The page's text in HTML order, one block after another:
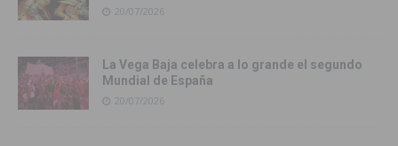
20/07/2026
La Vega Baja celebra a lo grande el segundo
Mundial de España
20/07/2026